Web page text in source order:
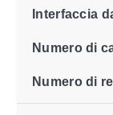
Interfaccia
Numero di
Numero di